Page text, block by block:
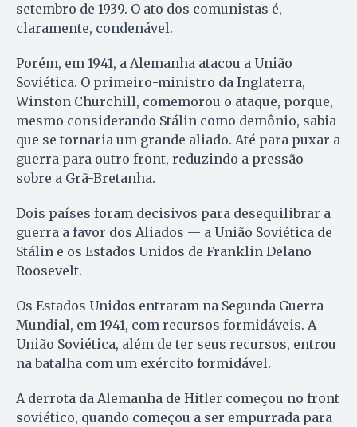
setembro de 1939. O ato dos comunistas é,
claramente, condenável.
Porém, em 1941, a Alemanha atacou a União
Soviética. O primeiro-ministro da Inglaterra,
Winston Churchill, comemorou o ataque, porque,
mesmo considerando Stálin como demônio, sabia
que se tornaria um grande aliado. Até para puxar a
guerra para outro front, reduzindo a pressão
sobre a Grã-Bretanha.
Dois países foram decisivos para desequilibrar a
guerra a favor dos Aliados — a União Soviética de
Stálin e os Estados Unidos de Franklin Delano
Roosevelt.
Os Estados Unidos entraram na Segunda Guerra
Mundial, em 1941, com recursos formidáveis. A
União Soviética, além de ter seus recursos, entrou
na batalha com um exército formidável.
A derrota da Alemanha de Hitler começou no front
soviético, quando começou a ser empurrada para